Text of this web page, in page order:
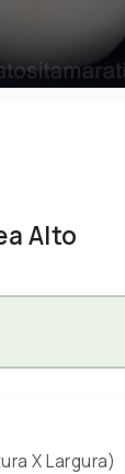
Alto
X Largura)